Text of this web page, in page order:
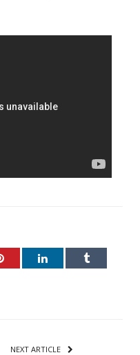
Pinterest LinkedIn Tumblr
NEXT ARTICLE